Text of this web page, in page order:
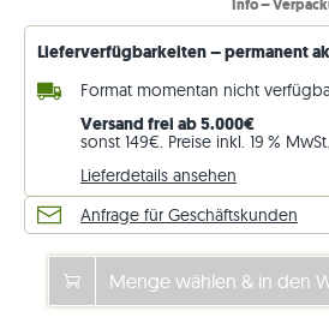
Info –
Lieferverfügbarkeiten – permanent
Format momentan nicht
Versand frei ab 5.000€
sonst 149€. Preise inkl. 19 % MwSt.
Lieferdetails ansehen
Anfrage für Geschäftskunden
Menge wählen & in den